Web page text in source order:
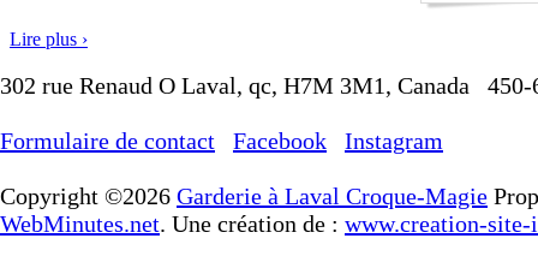
Lire plus ›
302 rue Renaud O Laval, qc, H7M 3M1, Canada 450-
Formulaire de contact Facebook Instagram
Copyright ©2026 Garderie à Laval Croque-Magie
WebMinutes.net. Une création de : www.creation-site-